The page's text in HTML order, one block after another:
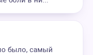
было, самый